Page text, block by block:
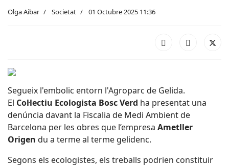
Olga Aibar Societat 01 Octubre 2025 11:36
Segueix l'embolic entorn l'Agroparc de Gelida.
El Col·lectiu Ecologista Bosc Verd ha presentat una
denúncia davant la Fiscalia de Medi Ambient de
Barcelona per les obres que l’empresa Ametller
Origen du a terme al terme gelidenc.
Segons els ecologistes, els treballs podrien constituir